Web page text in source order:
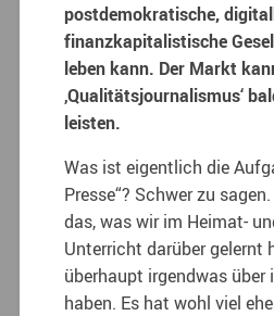
postdemokratische,
finanzkapitalistische
leben kann. Der Markt
‚Qualitätsjournalismus‘
leisten.
Was ist eigentlich die
Presse“? Schwer zu
das, was wir im Heimat-
Unterricht darüber gelernt
überhaupt irgendwas über
haben. Es hat wohl viel